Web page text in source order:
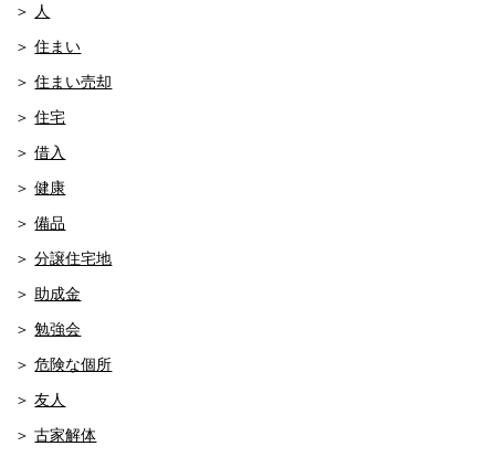
人
住まい
住まい売却
住宅
借入
健康
備品
分譲住宅地
助成金
勉強会
危険な個所
友人
古家解体